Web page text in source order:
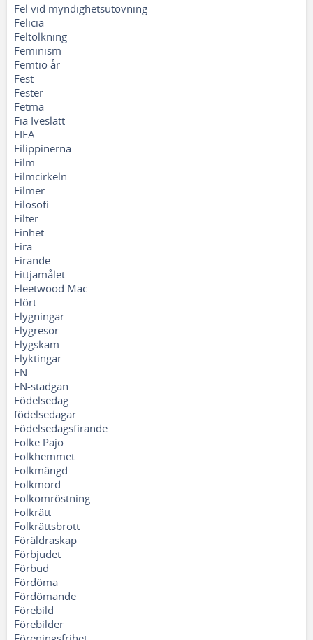
Fel vid myndighetsutövning
Felicia
Feltolkning
Feminism
Femtio år
Fest
Fester
Fetma
Fia Iveslätt
FIFA
Filippinerna
Film
Filmcirkeln
Filmer
Filosofi
Filter
Finhet
Fira
Firande
Fittjamålet
Fleetwood Mac
Flört
Flygningar
Flygresor
Flygskam
Flyktingar
FN
FN-stadgan
Födelsedag
födelsedagar
Födelsedagsfirande
Folke Pajo
Folkhemmet
Folkmängd
Folkmord
Folkomröstning
Folkrätt
Folkrättsbrott
Föräldraskap
Förbjudet
Förbud
Fördöma
Fördömande
Förebild
Förebilder